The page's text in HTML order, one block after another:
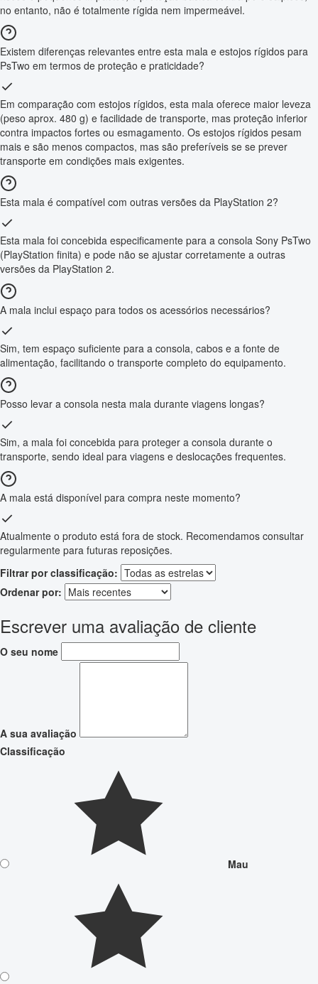
no entanto, não é totalmente rígida nem impermeável.
Existem diferenças relevantes entre esta mala e estojos rígidos para
PsTwo em termos de proteção e praticidade?
Em comparação com estojos rígidos, esta mala oferece maior leveza
(peso aprox. 480 g) e facilidade de transporte, mas proteção inferior
contra impactos fortes ou esmagamento. Os estojos rígidos pesam
mais e são menos compactos, mas são preferíveis se se prever
transporte em condições mais exigentes.
Esta mala é compatível com outras versões da PlayStation 2?
Esta mala foi concebida especificamente para a consola Sony PsTwo
(PlayStation finita) e pode não se ajustar corretamente a outras
versões da PlayStation 2.
A mala inclui espaço para todos os acessórios necessários?
Sim, tem espaço suficiente para a consola, cabos e a fonte de
alimentação, facilitando o transporte completo do equipamento.
Posso levar a consola nesta mala durante viagens longas?
Sim, a mala foi concebida para proteger a consola durante o
transporte, sendo ideal para viagens e deslocações frequentes.
A mala está disponível para compra neste momento?
Atualmente o produto está fora de stock. Recomendamos consultar
regularmente para futuras reposições.
Filtrar por classificação:
Ordenar por:
Escrever uma avaliação de cliente
O seu nome
A sua avaliação
Classificação
Mau